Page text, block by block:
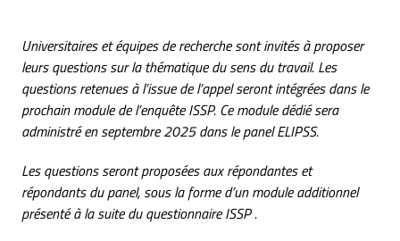
Universitaires et équipes de recherche sont invités à proposer
leurs questions sur la thématique du sens du travail. Les
questions retenues à l’issue de l’appel seront intégrées dans le
prochain module de l’enquête ISSP. Ce module dédié sera
administré en septembre 2025 dans le panel ELIPSS.
Les questions seront proposées aux répondantes et
répondants du panel, sous la forme d’un module additionnel
présenté à la suite du questionnaire ISSP .